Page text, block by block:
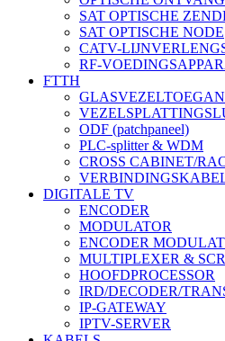
SAT OPTISCHE
SAT OPTISCHE NODE
CATV-
RF-
FTTH
ODF (patchpaneel)
PLC-splitter & WDM
CROSS CABINET/
DIGITALE TV
ENCODER
MODULATOR
ENCODER
MULTIPLEXER &
HOOFDPROCESSOR
IRD/DECODER/
IP-GATEWAY
IPTV-SERVER